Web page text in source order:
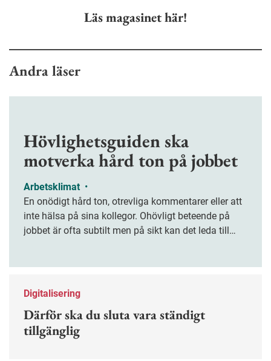
Läs magasinet här!
Andra läser
Hövlighetsguiden ska
motverka hård ton på jobbet
Arbetsklimat •
En onödigt hård ton, otrevliga kommentarer eller att
inte hälsa på sina kollegor. Ohövligt beteende på
jobbet är ofta subtilt men på sikt kan det leda till
Digitalisering
Därför ska du sluta vara ständigt
tillgänglig